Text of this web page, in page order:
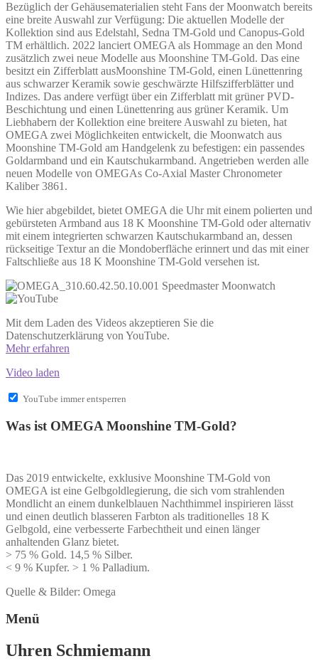
Bezüglich der Gehäusematerialien steht Fans der Moonwatch bereits
eine breite Auswahl zur Verfügung: Die aktuellen Modelle der
Kollektion sind aus Edelstahl, Sedna TM-Gold und Canopus-Gold
TM erhältlich. 2022 lanciert OMEGA als Hommage an den Mond
zusätzlich zwei neue Modelle aus Moonshine TM-Gold. Das eine
besitzt ein Zifferblatt ausMoonshine TM-Gold, einen Lünettenring
aus schwarzer Keramik sowie geschwärzte Hilfszifferblätter und
Indizes. Das andere verfügt über ein Zifferblatt mit grüner PVD-
Beschichtung und einen Lünettenring aus grüner Keramik. Um
Liebhabern der Kollektion eine breitere Auswahl zu bieten, hat
OMEGA zwei Möglichkeiten entwickelt, die Moonwatch aus
Moonshine TM-Gold am Handgelenk zu befestigen: ein passendes
Goldarmband und ein Kautschukarmband. Angetrieben werden alle
neuen Modelle von OMEGAs Co-Axial Master Chronometer
Kaliber 3861.
Wie hier abgebildet, bietet OMEGA die Uhr mit einem polierten und
gebürsteten Armband aus 18 K Moonshine TM-Gold oder alternativ
mit einem integrierten schwarzen Kautschukarmband an, dessen
rückseitige Textur an die Mondoberfläche erinnert und das mit einer
Faltschließe aus 18 K Moonshine TM-Gold versehen ist.
Mit dem Laden des Videos akzeptieren Sie die
Datenschutzerklärung von YouTube.
Mehr erfahren
Video laden
YouTube immer entsperren
Was ist OMEGA Moonshine TM-Gold?
Das 2019 entwickelte, exklusive Moonshine TM-Gold von
OMEGA ist eine Gelbgoldlegierung, die sich vom strahlenden
Mondlicht an einem dunkelblauen Nachthimmel inspirieren lässt
und einen deutlich blasseren Farbton als traditionelles 18 K
Gelbgold, eine verbesserte Farbechtheit und einen länger
anhaltenden Glanz bietet.
> 75 % Gold. 14,5 % Silber.
< 9 % Kupfer. > 1 % Palladium.
Quelle & Bilder: Omega
Menü
Uhren Schmiemann